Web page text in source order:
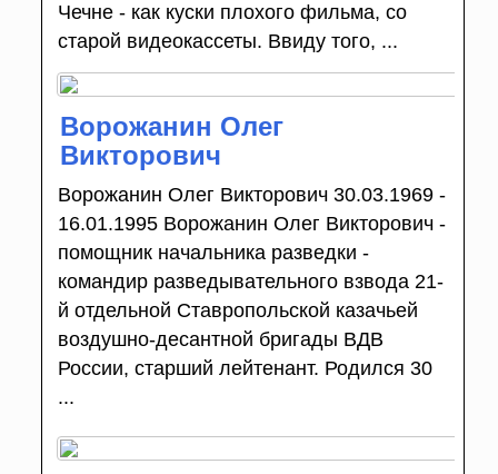
Чечне - как куски плохого фильма, со
старой видеокассеты. Ввиду того, ...
Ворожанин Олег
Викторович
Ворожанин Олег Викторович 30.03.1969 -
16.01.1995 Ворожанин Олег Викторович -
помощник начальника разведки -
командир разведывательного взвода 21-
й отдельной Ставропольской казачьей
воздушно-десантной бригады ВДВ
России, старший лейтенант. Родился 30
...